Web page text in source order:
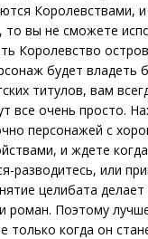
Королевствами, и
то вы не сможете
Королевство
будет владеть
титулов, вам
все очень просто.
персонажей с
и ждете
разводитесь, или
целибата
роман. Поэтому
только когда он